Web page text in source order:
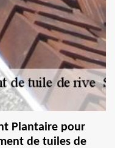
Plantaire pour
de tuiles de